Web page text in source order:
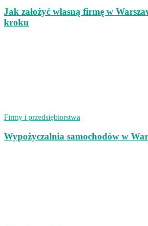
Jak założyć własną firmę w
kroku
Firmy i przedsiębiorstwa
Wypożyczalnia samochodów w